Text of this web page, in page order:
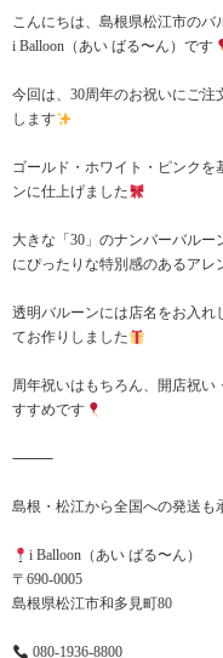
こんにちは、島根県松江市のバ
i Balloon（あい ばる〜ん）です
今回は、30周年のお祝いにご
します
ゴールド・ホワイト・ピンクを
ンに仕上げました
大きな「30」のナンバーバル
にぴったりな特別感のあるアレ
透明バルーンには店名をお入れ
てお作りしました
周年祝いはもちろん、開店祝
すすめです
⸻
島根・松江から全国への発送も
i Balloon（あい ばる〜ん）
〒690-0005
島根県松江市和多見町80
080-1936-8800